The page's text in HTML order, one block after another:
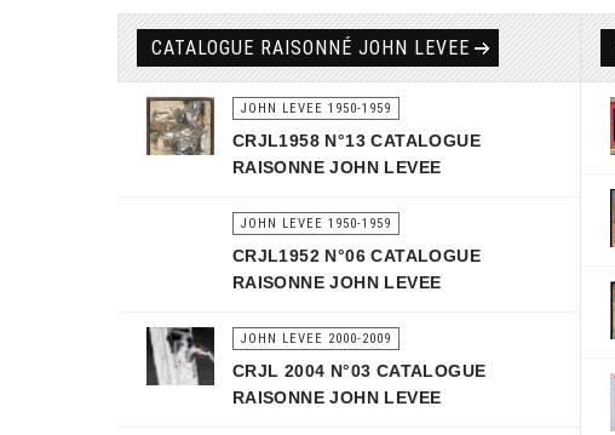
CATALOGUE RAISONNÉ JOHN LEVEE
JOHN LEVEE 1950-1959
CRJL1958 N°13 CATALOGUE
RAISONNE JOHN LEVEE
JOHN LEVEE 1950-1959
CRJL1952 N°06 CATALOGUE
RAISONNE JOHN LEVEE
JOHN LEVEE 2000-2009
CRJL 2004 N°03 CATALOGUE
RAISONNE JOHN LEVEE